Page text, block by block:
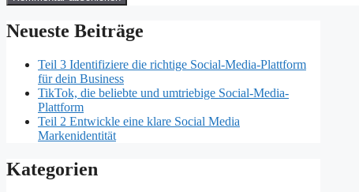
Neueste Beiträge
Teil 3 Identifiziere die richtige Social-Media-Plattform
für dein Business
TikTok, die beliebte und umtriebige Social-Media-
Plattform
Teil 2 Entwickle eine klare Social Media
Markenidentität
Kategorien